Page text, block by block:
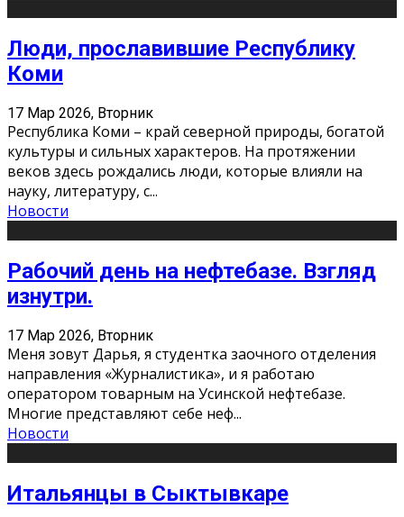
Люди, прославившие Республику
Коми
17 Мар 2026, Вторник
Республика Коми – край северной природы, богатой
культуры и сильных характеров. На протяжении
веков здесь рождались люди, которые влияли на
науку, литературу, с...
Новости
Рабочий день на нефтебазе. Взгляд
изнутри.
17 Мар 2026, Вторник
Меня зовут Дарья, я студентка заочного отделения
направления «Журналистика», и я работаю
оператором товарным на Усинской нефтебазе.
Многие представляют себе неф...
Новости
Итальянцы в Сыктывкаре